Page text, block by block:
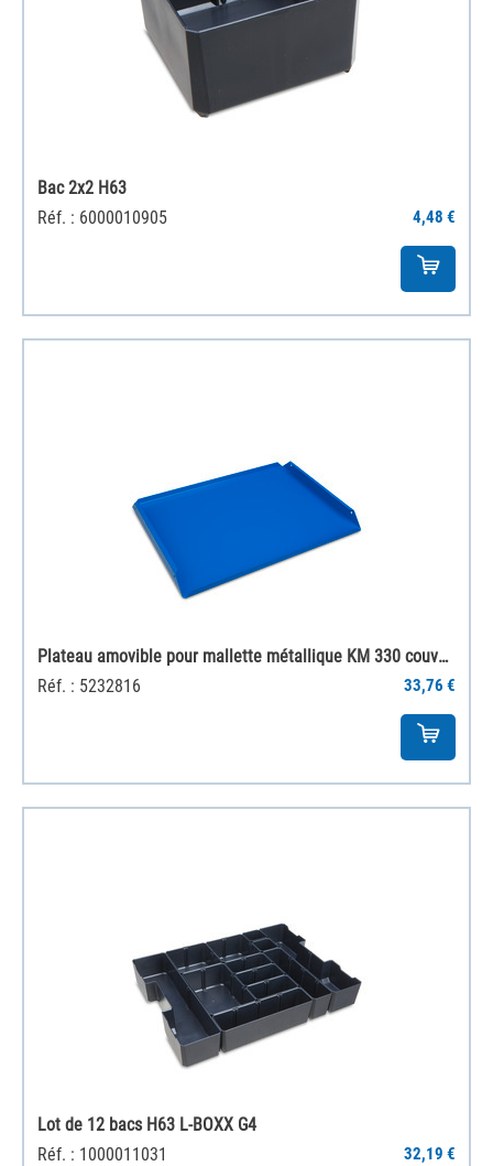
Bac 2x2 H63
Réf. : 6000010905
4,48 €
Plateau amovible pour mallette métallique KM 330 couverture 1/1 (31 mm)
Réf. : 5232816
33,76 €
Lot de 12 bacs H63 L-BOXX G4
Réf. : 1000011031
32,19 €